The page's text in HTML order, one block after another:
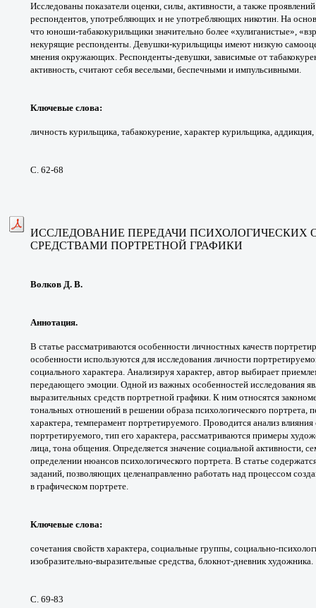
Исследованы показатели оценки, силы, активности, а также
респондентов, употребляющих и не употребляющих никотин. На
что юноши-табакокурильщики значительно более «хулиганистые»,
некурящие респонденты. Девушки-курильщицы имеют низкую
мнения окружающих. Респонденты-девушки, зависимые от
активность, считают себя веселыми, беспечными и импульсивными.
Ключевые слова:
личность курильщика, табакокурение, характер курильщика,
С. 62-68
ИССЛЕДОВАНИЕ ПЕРЕДАЧИ ПСИХОЛОГИЧЕСКИХ
СРЕДСТВАМИ ПОРТРЕТНОЙ ГРАФИКИ
Волков Д. В.
Аннотация.
В статье рассматриваются особенности личностных качеств
особенности используются для исследования личности
социального характера. Анализируя характер, автор выбирает
передающего эмоции. Одной из важных особенностей исследования
выразительных средств портретной графики. К ним относятся
тональных отношений в решении образа психологического портрета,
характера, темперамент портретируемого. Проводится анализ
портретируемого, тип его характера, рассматриваются примеры
лица, тона общения. Определяется значение социальной активности,
определении нюансов психологического портрета. В статье
заданий, позволяющих целенаправленно работать над процессом
в графическом портрете.
Ключевые слова:
сочетания свойств характера, социальные группы, социально-
изобразительно-выразительные средства, блокнот-дневникхудожника.
С. 69-83